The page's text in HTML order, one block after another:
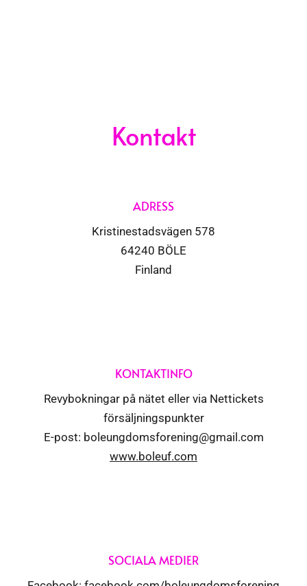
Kontakt
ADRESS
Kristinestadsvägen 578
64240 BÖLE
Finland
KONTAKTINFO
Revybokningar på nätet eller via Nettickets
försäljningspunkter
E-post: boleungdomsforening@gmail.com
www.boleuf.com
SOCIALA MEDIER